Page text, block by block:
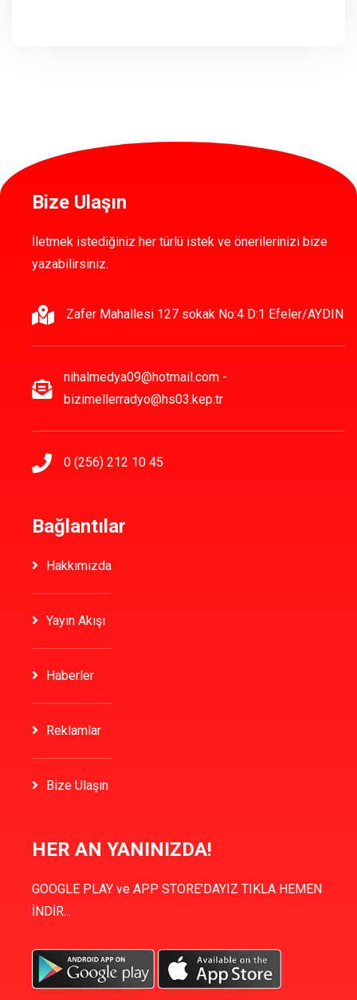
Bize Ulaşın
İletmek istediğiniz her türlü istek ve önerilerinizi bize
yazabilirsiniz.
Zafer Mahallesi 127 sokak No:4 D:1 Efeler/AYDIN
nihalmedya09@hotmail.com -
bizimellerradyo@hs03.kep.tr
0 (256) 212 10 45
Bağlantılar
Hakkımızda
Yayın Akışı
Haberler
Reklamlar
Bize Ulaşın
HER AN YANINIZDA!
GOOGLE PLAY ve APP STORE’DAYIZ TIKLA HEMEN
İNDİR...